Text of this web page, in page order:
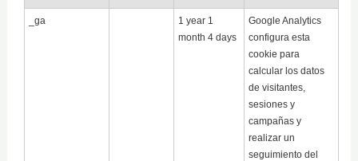
_ga
1 year 1
month 4 days
Google Analytics
configura esta
cookie para
calcular los datos
de visitantes,
sesiones y
campañas y
realizar un
seguimiento del